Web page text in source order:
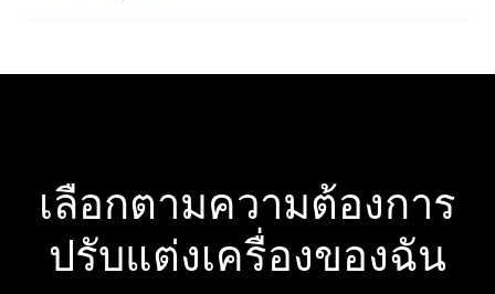
เลือกตามความต้องการ
ปรับแต่งเครื่องของฉัน